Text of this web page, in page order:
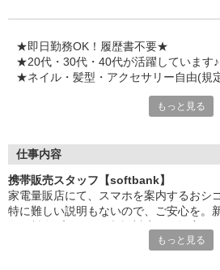
★月2回払い・週払い可能（規
゜・。○。・゜+゜・。○。・゜+
★即日勤務OK！履歴書不要★
★20代・30代・40代が活躍しています♪
★ネイル・髪型・アクセサリー自由(規
でも心配ご無用！
お互いに教え合ったり、フォローしあっ
和気あいあいとした人間関係がある店舗
皆で一緒にステップアップしましょう♪
【選べるお仕事いろいろ】
もっと見る
仕事内容
携帯販売スタッフ【softbank】
家電量販店にて、スマホを案内するおシ
特に難しい説明もないので、ご安心を。
もっと見る